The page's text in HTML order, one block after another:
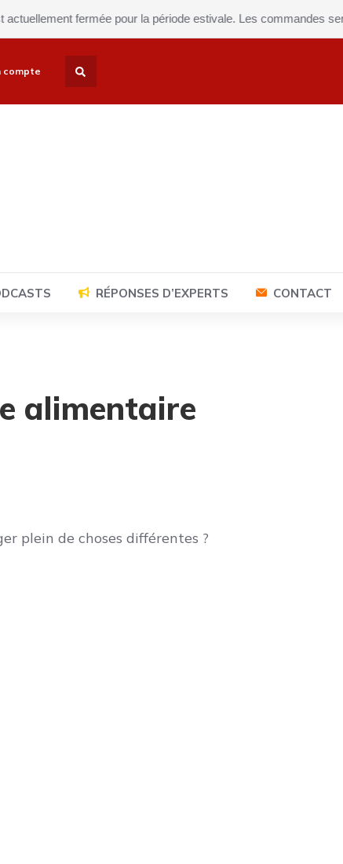
fermée pour la période estivale. Les commandes seront
compte
RÉPONSES D’EXPERTS CONTACT
alimentaire
plein de choses différentes ?